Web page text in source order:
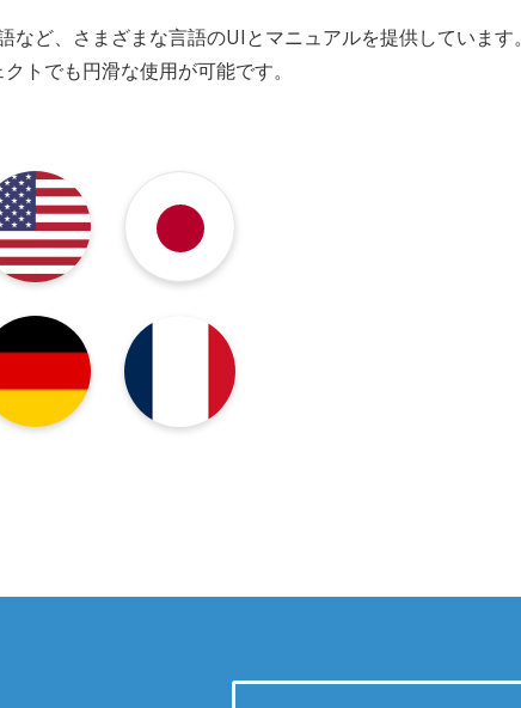
ど、さまざまな言語のUIとマニュアルを提供しています。
トでも円滑な使用が可能です。